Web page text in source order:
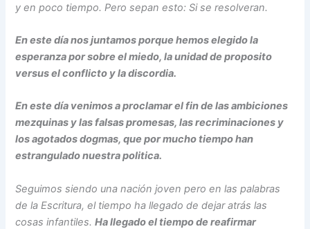
y en poco tiempo. Pero sepan esto: Si se resolveran.
En este día nos juntamos porque hemos elegido la
esperanza por sobre el miedo, la unidad de proposito
versus el conflicto y la discordia.
En este día venimos a proclamar el fin de las ambiciones
mezquinas y las falsas promesas, las recriminaciones y
los agotados dogmas, que por mucho tiempo han
estrangulado nuestra politica.
Seguimos siendo una nación joven pero en las palabras
de la Escritura, el tiempo ha llegado de dejar atrás las
cosas infantiles.Ha llegado el tiempo de reafirmar